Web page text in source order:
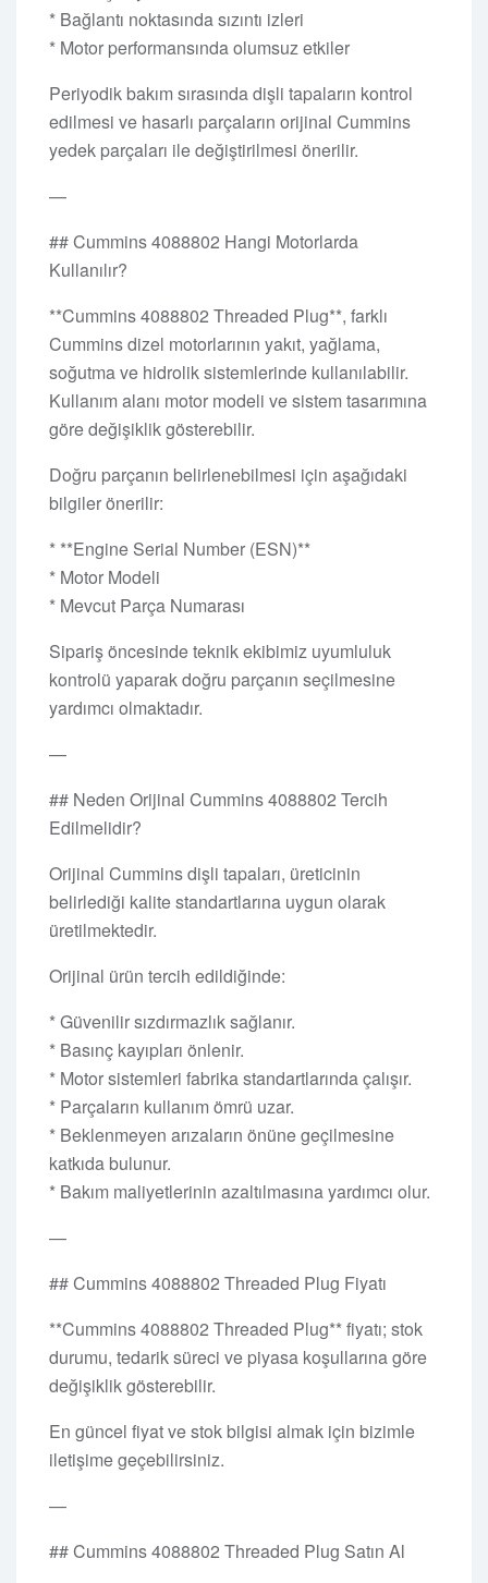
* Bağlantı noktasında sızıntı izleri
* Motor performansında olumsuz etkiler
Periyodik bakım sırasında dişli tapaların kontrol
edilmesi ve hasarlı parçaların orijinal Cummins
yedek parçaları ile değiştirilmesi önerilir.
—
## Cummins 4088802 Hangi Motorlarda
Kullanılır?
**Cummins 4088802 Threaded Plug**, farklı
Cummins dizel motorlarının yakıt, yağlama,
soğutma ve hidrolik sistemlerinde kullanılabilir.
Kullanım alanı motor modeli ve sistem tasarımına
göre değişiklik gösterebilir.
Doğru parçanın belirlenebilmesi için aşağıdaki
bilgiler önerilir:
* **Engine Serial Number (ESN)**
* Motor Modeli
* Mevcut Parça Numarası
Sipariş öncesinde teknik ekibimiz uyumluluk
kontrolü yaparak doğru parçanın seçilmesine
yardımcı olmaktadır.
—
## Neden Orijinal Cummins 4088802 Tercih
Edilmelidir?
Orijinal Cummins dişli tapaları, üreticinin
belirlediği kalite standartlarına uygun olarak
üretilmektedir.
Orijinal ürün tercih edildiğinde:
* Güvenilir sızdırmazlık sağlanır.
* Basınç kayıpları önlenir.
* Motor sistemleri fabrika standartlarında çalışır.
* Parçaların kullanım ömrü uzar.
* Beklenmeyen arızaların önüne geçilmesine
katkıda bulunur.
* Bakım maliyetlerinin azaltılmasına yardımcı olur.
—
## Cummins 4088802 Threaded Plug Fiyatı
**Cummins 4088802 Threaded Plug** fiyatı; stok
durumu, tedarik süreci ve piyasa koşullarına göre
değişiklik gösterebilir.
En güncel fiyat ve stok bilgisi almak için bizimle
iletişime geçebilirsiniz.
—
## Cummins 4088802 Threaded Plug Satın Al